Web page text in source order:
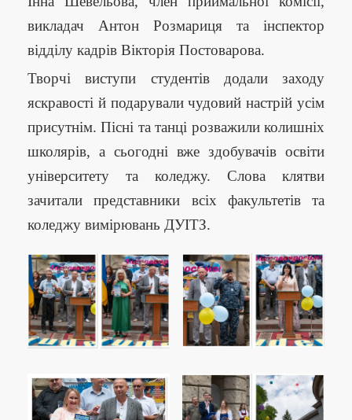
викладач Антон Розмариця та інспектор
відділу кадрів Вікторія Постоварова.
Творчі виступи студентів додали заходу
яскравості й подарували чудовий настрій усім
присутнім. Пісні та танці розважили колишніх
школярів, а сьогодні вже здобувачів освіти
університету та коледжу. Слова клятви
зачитали представники всіх факультетів та
коледжу вимірювань ДУІТЗ.